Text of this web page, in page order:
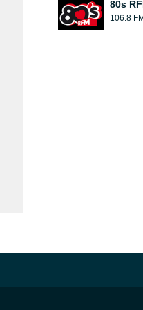
80s
106.8